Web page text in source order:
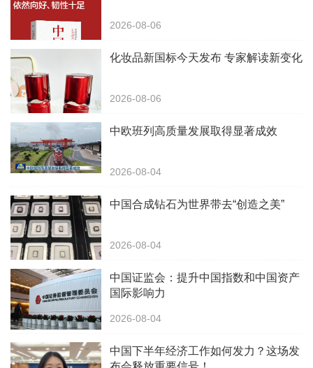
2026-08-06
化妆品新国标今天发布 专家解读新变化
2026-08-06
中欧班列高质量发展取得显著成效
2026-08-04
中国合成钻石为世界带去“创造之美”
2026-08-04
中国证监会：提升中国指数和中国资产
国际影响力
2026-08-04
中国下半年经济工作如何发力？这场发